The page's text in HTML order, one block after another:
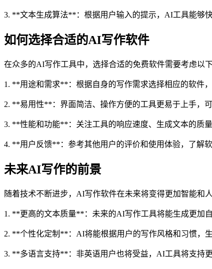
3. **文本生成算法**：根据用户输入的提示，AI工具能够
如何选择合适的AI写作软件
在众多的AI写作工具中，选择合适的免费软件需要考虑以下
1. **用途和需求**：根据自身的写作需求选择相应的软件
2. **易用性**：界面简洁、操作方便的工具更易于上手，
3. **性能和功能**：关注工具的响应速度、生成文本的质
4. **用户反馈**：参考其他用户的评价和使用体验，了解
未来AI写作的前景
随着技术不断进步，AI写作软件在未来将变得更加智能和
1. **更高的文本质量**：未来的AI写作工具将能生成更加
2. **个性化定制**：AI将能根据用户的写作风格和习惯，
3. **多语言支持**：非英语用户也将受益，AI工具将支持